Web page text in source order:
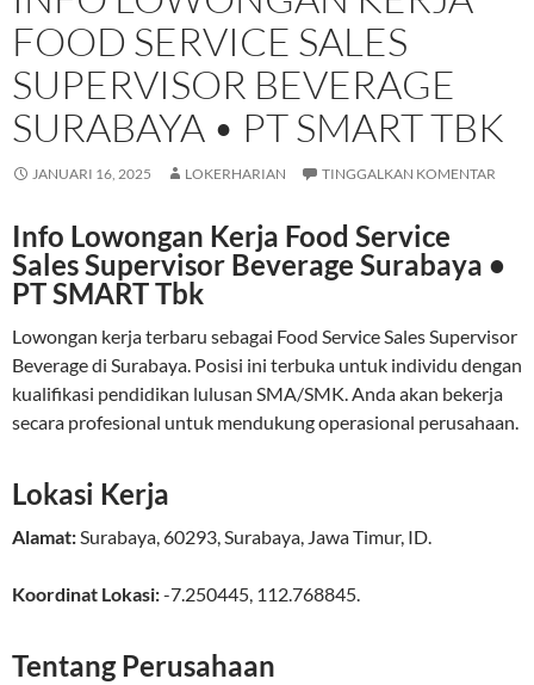
FOOD SERVICE SALES
SUPERVISOR BEVERAGE
SURABAYA • PT SMART TBK
JANUARI 16, 2025 LOKERHARIAN TINGGALKAN KOMENTAR
Info Lowongan Kerja Food Service
Sales Supervisor Beverage Surabaya •
PT SMART Tbk
Lowongan kerja terbaru sebagai Food Service Sales Supervisor
Beverage di Surabaya. Posisi ini terbuka untuk individu dengan
kualifikasi pendidikan lulusan SMA/SMK. Anda akan bekerja
secara profesional untuk mendukung operasional perusahaan.
Lokasi Kerja
Alamat:Surabaya,60293,Surabaya, Jawa Timur, ID.
Koordinat Lokasi:-7.250445, 112.768845.
Tentang Perusahaan